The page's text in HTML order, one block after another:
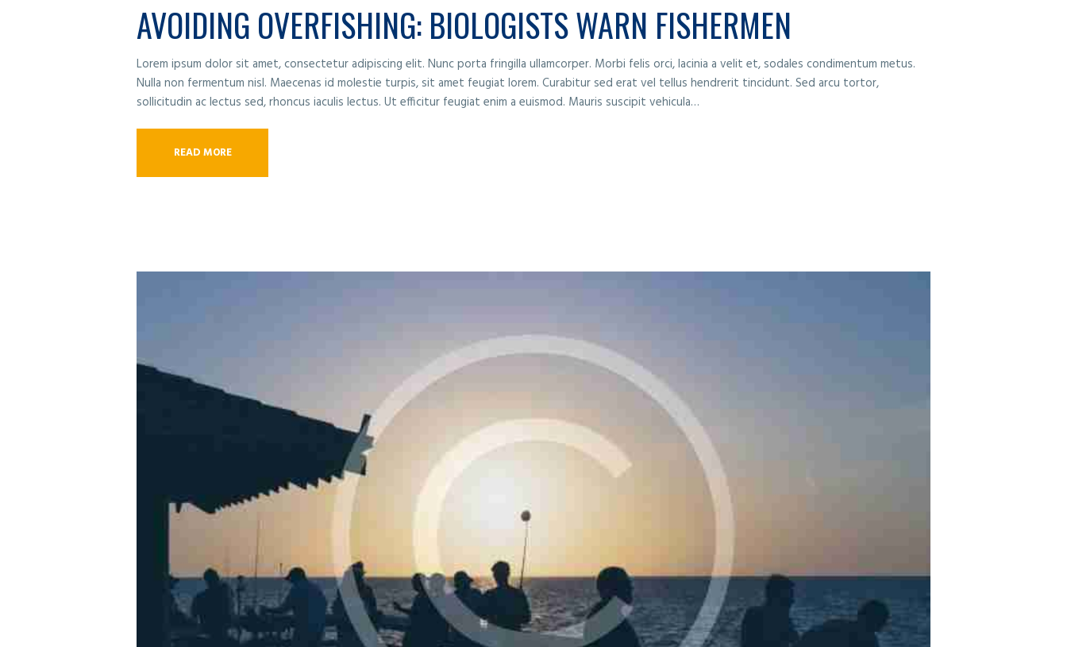
AVOIDING OVERFISHING: BIOLOGISTS WARN FISHERMEN
Lorem ipsum dolor sit amet, consectetur adipiscing elit. Nunc porta fringilla ullamcorper. Morbi felis orci, lacinia a velit et, sodales condimentum metus.
Nulla non fermentum nisl. Maecenas id molestie turpis, sit amet feugiat lorem. Curabitur sed erat vel tellus hendrerit tincidunt. Sed arcu tortor,
sollicitudin ac lectus sed, rhoncus iaculis lectus. Ut efficitur feugiat enim a euismod. Mauris suscipit vehicula…
READ MORE